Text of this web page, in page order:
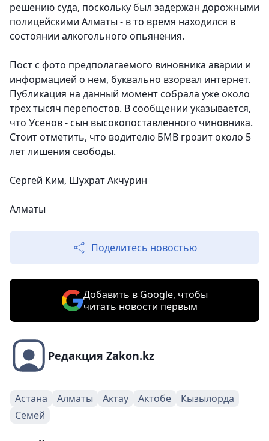
решению суда, поскольку был задержан дорожными
полицейскими Алматы - в то время находился в
состоянии алкогольного опьянения.
Пост с фото предполагаемого виновника аварии и
информацией о нем, буквально взорвал интернет.
Публикация на данный момент собрала уже около
трех тысяч перепостов. В сообщении указывается,
что Усенов - сын высокопоставленного чиновника.
Стоит отметить, что водителю БМВ грозит около 5
лет лишения свободы.
Сергей Ким, Шухрат Акчурин
Алматы
Поделитесь новостью
Добавить в Google, чтобы
читать новости первым
Редакция Zakon.kz
Астана Алматы Актау Актобе
Кызылорда
Семей